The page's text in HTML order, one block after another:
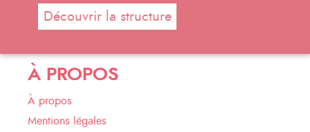
Découvrir la structure
À PROPOS
À propos
Mentions légales